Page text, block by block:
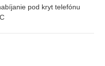
pod kryt telefónu